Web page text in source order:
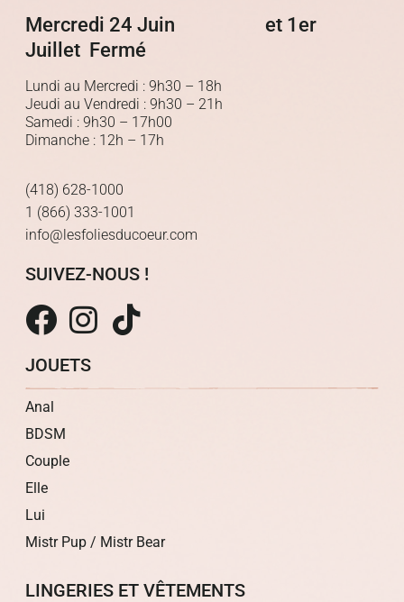
Mercredi 24 Juin et 1er
Juillet Fermé
Lundi au Mercredi : 9h30 – 18h
Jeudi au Vendredi : 9h30 – 21h
Samedi : 9h30 – 17h00
Dimanche : 12h – 17h
(418) 628-1000
1 (866) 333-1001
info@lesfoliesducoeur.com
SUIVEZ-NOUS !
JOUETS
Anal
BDSM
Couple
Elle
Lui
Mistr Pup / Mistr Bear
LINGERIES ET VÊTEMENTS